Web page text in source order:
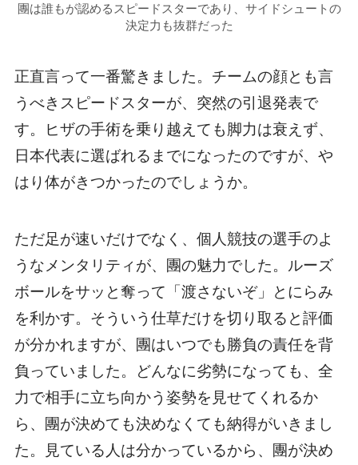
團は誰もが認めるスピードスターであり、サイドシュートの
決定力も抜群だった
正直言って一番驚きました。チームの顔とも言
うべきスピードスターが、突然の引退発表で
す。ヒザの手術を乗り越えても脚力は衰えず、
日本代表に選ばれるまでになったのですが、や
はり体がきつかったのでしょうか。
ただ足が速いだけでなく、個人競技の選手のよ
うなメンタリティが、團の魅力でした。ルーズ
ボールをサッと奪って「渡さないぞ」とにらみ
を利かす。そういう仕草だけを切り取ると評価
が分かれますが、團はいつでも勝負の責任を背
負っていました。どんなに劣勢になっても、全
力で相手に立ち向かう姿勢を見せてくれるか
ら、團が決めても決めなくても納得がいきまし
た。見ている人は分かっているから、團が決め